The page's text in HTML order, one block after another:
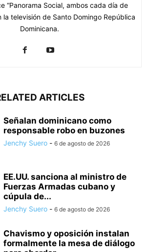
“Panorama Social, ambos cada día de
la televisión de Santo Domingo República
Dominicana.
ARTICLES
Señalan dominicano como
responsable robo en buzones
Jenchy Suero - 6 de agosto de 2026
EE.UU. sanciona al ministro de
Fuerzas Armadas cubano y
cúpula de...
Jenchy Suero - 6 de agosto de 2026
Chavismo y oposición instalan
formalmente la mesa de diálogo